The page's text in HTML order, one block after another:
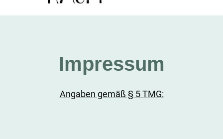
Impressum
Angaben gemäß § 5 TMG: